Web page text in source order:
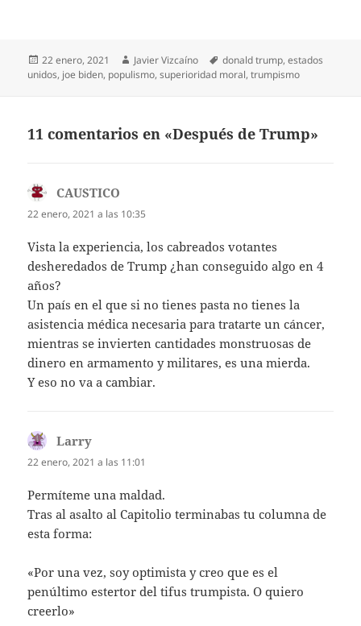
Publicado
el
22 enero, 2021 Autor
Javier Vizcaíno Etiquetas
donald trump,estados
unidos, joe biden, populismo,superioridad moral,trumpismo
11 comentarios en «Después de Trump»
CAUSTICO
22 enero, 2021 a las 10:35
Vista la experiencia, los cabreados votantes
desheredados de Trump ¿han conseguido algo en 4
años?
Un país en el que si no tienes pasta no tienes la
asistencia médica necesaria para tratarte un cáncer,
mientras se invierten cantidades monstruosas de
dinero en armamento y militares, es una mierda.
Y eso no va a cambiar.
Larry
22 enero, 2021 a las 11:01
Permíteme una maldad.
Tras al asalto al Capitolio terminabas tu columna de
esta forma:
«Por una vez, soy optimista y creo que es el
penúltimo estertor del tifus trumpista. O quiero
creerlo»